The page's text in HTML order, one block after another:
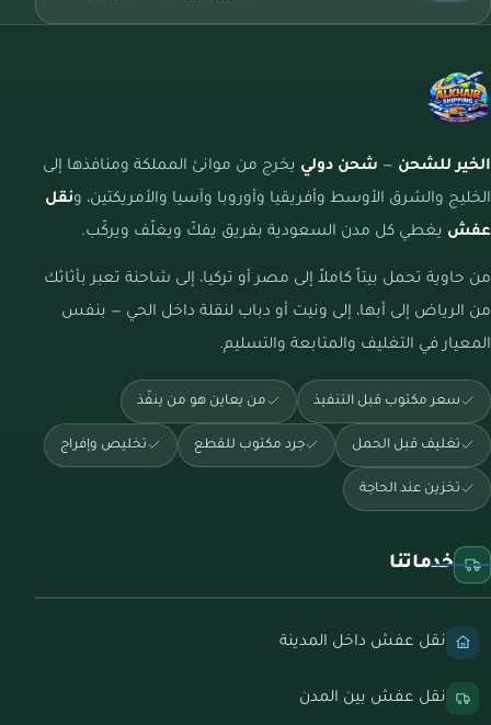
الخير للشحن — شحن دولي يخرج من موانئ المملكة ومنافذها إلى
الخليج والشرق الأوسط وأفريقيا وأوروبا وآسيا والأمريكتين، ونقل
عفش يغطي كل مدن السعودية بفريق يفكّ ويغلّف ويركّب.
من حاوية تحمل بيتاً كاملاً إلى مصر أو تركيا، إلى شاحنة تعبر بأثاثك
من الرياض إلى أبها، إلى ونيت أو دباب لنقلة داخل الحي — بنفس
المعيار في التغليف والمتابعة والتسليم.
سعر مكتوب قبل التنفيذ من يعاين هو من ينفّذ
تغليف قبل الحمل جرد مكتوب للقطع تخليص وإفراج
تخزين عند الحاجة
خدماتنا
نقل عفش داخل المدينة
نقل عفش بين المدن